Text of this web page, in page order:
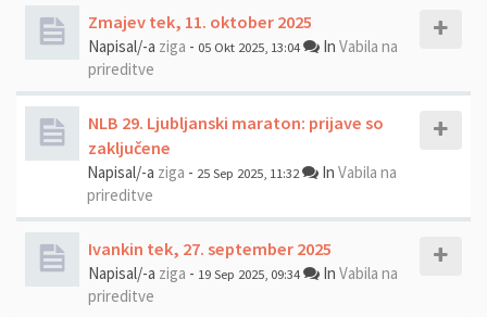
Zmajev tek, 11. oktober 2025
Napisal/-a ziga - 05 Okt 2025, 13:04 In Vabila na
prireditve
NLB 29. Ljubljanski maraton: prijave so
zaključene
Napisal/-a ziga - 25 Sep 2025, 11:32 In Vabila na
prireditve
Ivankin tek, 27. september 2025
Napisal/-a ziga - 19 Sep 2025, 09:34 In Vabila na
prireditve